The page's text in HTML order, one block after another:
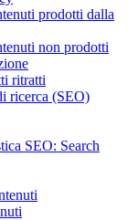
prodotti dalla
non prodotti
ritratti
ricerca (SEO)
SEO: Search